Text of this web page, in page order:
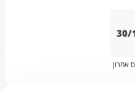
30/
אחרון